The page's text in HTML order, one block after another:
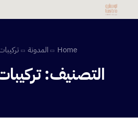
Home المدونة
التصنيف: